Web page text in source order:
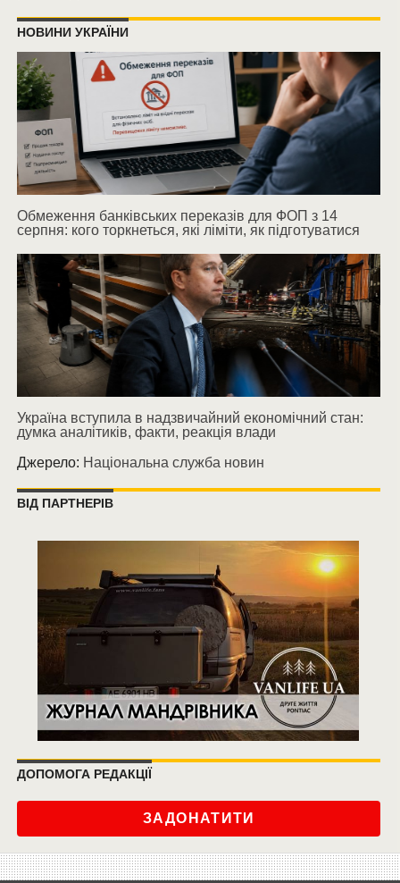
НОВИНИ УКРАЇНИ
Обмеження банківських переказів для ФОП з 14
серпня: кого торкнеться, які ліміти, як підготуватися
Україна вступила в надзвичайний економічний стан:
думка аналітиків, факти, реакція влади
Джерело: Національна служба новин
ВІД ПАРТНЕРІВ
ДОПОМОГА РЕДАКЦІЇ
ЗАДОНАТИТИ